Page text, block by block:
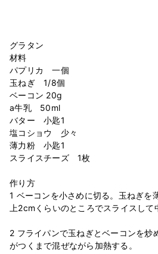
グラタン
材料
パプリカ 一個
玉ねぎ 1/8個
ベーコン 20g
a牛乳 50ml
バター 小匙1
塩コショウ 少々
薄力粉 小匙1
スライスチーズ 1枚
作り方
1 ベーコンを小さめに切る。玉ねぎを
上2cmくらいのところでスライスして
2 フライパンで玉ねぎとベーコンを炒
がつくまで混ぜながら加熱する。